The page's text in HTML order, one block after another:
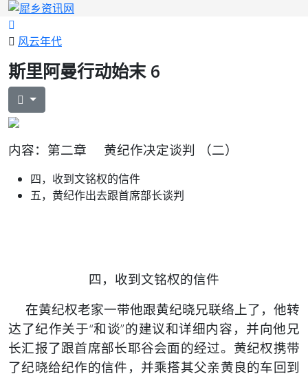
风云年代
斯里阿曼行动始末 6
内容： 第二章 黄纪作决定谈判 （二）
四，收到文铭权的信件
五，黄纪作出去跟首席部长谈判
四，收到文铭权的信件
在黄纪权老家一带他跟黄纪晓兄联络上了，他转
达了纪作关于“和谈”的建议和详细内容，并向他兄
长汇报了跟首席部长耶谷会面的经过。黄纪权携带
了纪晓给纪作的信件，并乘搭其父亲黄良的车回到